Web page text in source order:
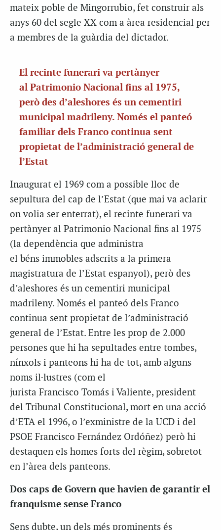
mateix poble de Mingorrubio, fet construir als
anys 60 del segle XX com a àrea residencial per
a membres de la guàrdia del dictador.
El recinte funerari va pertànyer
al Patrimonio Nacional fins al 1975,
però des d’aleshores és un cementiri
municipal madrileny. Només el panteó
familiar dels Franco continua sent
propietat de l’administració general de
l’Estat
Inaugurat el 1969 com a possible lloc de
sepultura del cap de l’Estat (que mai va aclarir
on volia ser enterrat), el recinte funerari va
pertànyer al Patrimonio Nacional fins al 1975
(la dependència que administra
el béns immobles adscrits a la primera
magistratura de l’Estat espanyol), però des
d’aleshores és un cementiri municipal
madrileny. Només el panteó dels Franco
continua sent propietat de l’administració
general de l’Estat. Entre les prop de 2.000
persones que hi ha sepultades entre tombes,
nínxols i panteons hi ha de tot, amb alguns
noms il·lustres (com el
jurista Francisco Tomás i Valiente, president
del Tribunal Constitucional, mort en una acció
d’ETA el 1996, o l’exministre de la UCD i del
PSOE Francisco Fernández Ordóñez) però hi
destaquen els homes forts del règim, sobretot
en l’àrea dels panteons.
Dos caps de Govern que havien de garantir el
franquisme sense Franco
Sens dubte, un dels més prominents és